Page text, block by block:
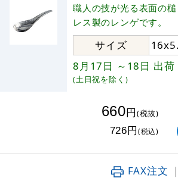
職人の技が光る表面の
レス製のレンゲです。
サイズ
8月17日 ～18日 出荷
(土日祝を除く)
660円(税抜)
726円(税込)
FAX注文 ｜